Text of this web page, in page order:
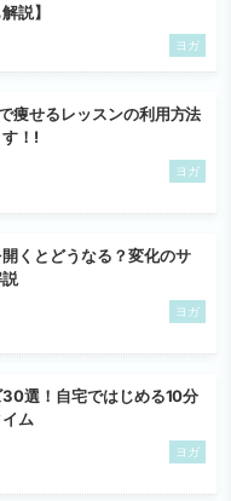
説】
ヨガ
痩せるレッスンの利用方法
！!
ヨガ
くとどうなる？変化のサ
ヨガ
選！自宅ではじめる10分
ム
ヨガ